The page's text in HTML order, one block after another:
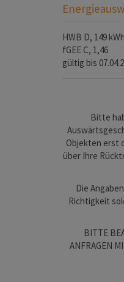
HWB D, 149
fGEE C, 1,46
gültig bis
Bitte
Objekten erst
über Ihre
Die
Richtigkeit
BITTE
ANFRAGEN